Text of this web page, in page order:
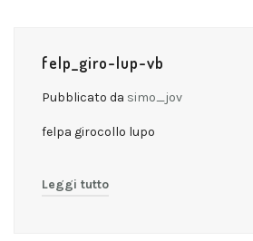
felp_giro-lup-vb
Pubblicato da simo_jov
felpa girocollo lupo
Leggi tutto